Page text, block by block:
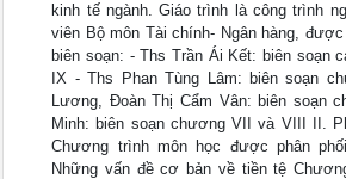
kinh tế ngành. Giáo trình là công trình
viên Bộ môn Tài chính- Ngân hàng,
biên soạn: - Ths Trần Ái Kết: biên soạn
IX - Ths Phan Tùng Lâm: biên soạn
Lương, Đoàn Thị Cẩm Vân: biên soạn
Minh: biên soạn chương VII và VIII II.
Chương trình môn học được phân
Những vấn đề cơ bản về tiền tệ